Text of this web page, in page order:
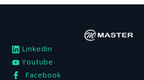
Linkedin
Youtube
Facebook